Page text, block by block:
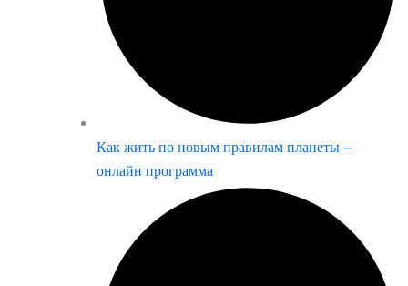
Как жить по новым правилам планеты –
онлайн программа